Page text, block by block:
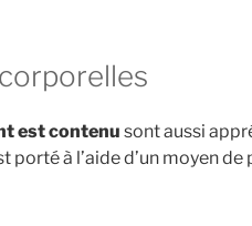
est contenu sont aussi
porté à l’aide d’un moyen